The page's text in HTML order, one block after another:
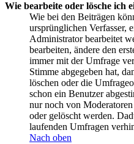
Wie bearbeite oder lösche ich
Wie bei den Beiträgen
ursprünglichen Verfasser,
Administrator bearbeitet
bearbeiten, ändere den
immer mit der Umfrage
Stimme abgegeben hat,
löschen oder die
schon ein Benutzer
nur noch von
oder gelöscht werden.
laufenden Umfragen
Nach oben